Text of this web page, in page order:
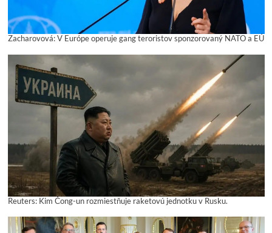
Zacharovová: V Európe operuje gang teroristov sponzorovaný NATO a EÚ
Reuters: Kim Čong-un rozmiestňuje raketovú jednotku v Rusku.